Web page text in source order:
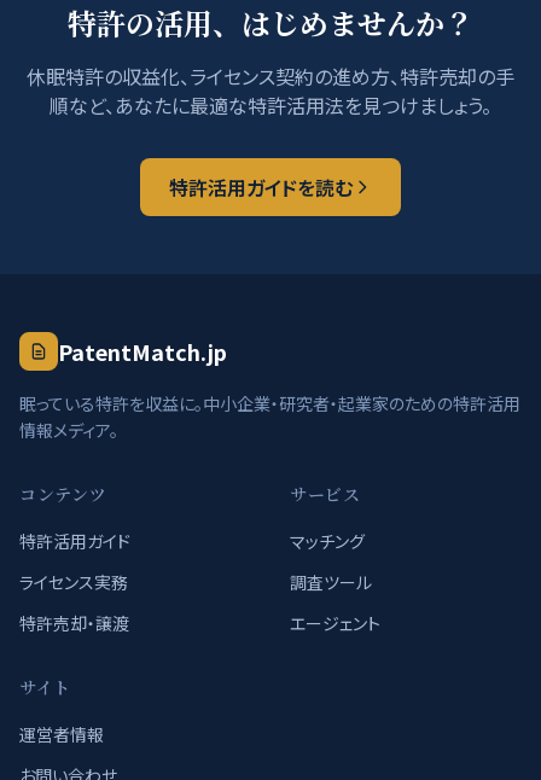
特許の活用、はじめませんか？
休眠特許の収益化、ライセンス契約の進め方、特許売却の手
順など、あなたに最適な特許活用法を見つけましょう。
特許活用ガイドを読む
PatentMatch.jp
眠っている特許を収益に。中小企業・研究者・起業家のための特許活用
情報メディア。
コンテンツ
特許活用ガイド
ライセンス実務
特許売却・譲渡
サービス
マッチング
調査ツール
エージェント
サイト
運営者情報
お問い合わせ